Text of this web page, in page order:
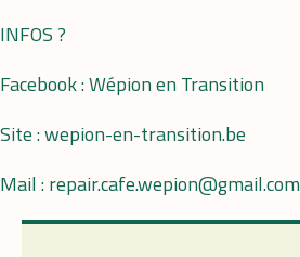
INFOS ?
Facebook : Wépion en Transition
Site : wepion-en-transition.be
Mail : repair.cafe.wepion@gmail.com